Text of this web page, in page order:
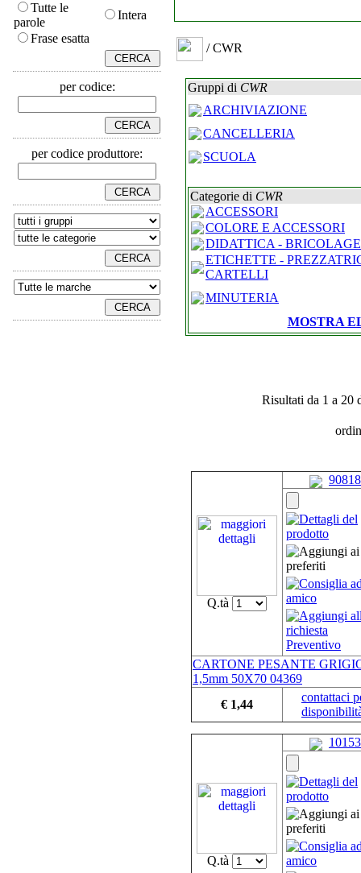
Tutte le
parole
Intera
Frase esatta
per codice:
per codice produttore:
/ CWR
Gruppi di CWR
ARCHIVIAZIONE
CANCELLERIA
SCUOLA
Categorie di CWR
ACCESSORI
COLORE E ACCESSORI
DIDATTICA - BRICOLAGE
ETICHETTE -
CARTELLI
MINUTERIA
MOSTRA
Risultati da 1 a 20
Q.tà
90818
CARTONE PESANTE
1,5mm 50X70 04369
€ 1,44
contattaci
Q.tà
10153